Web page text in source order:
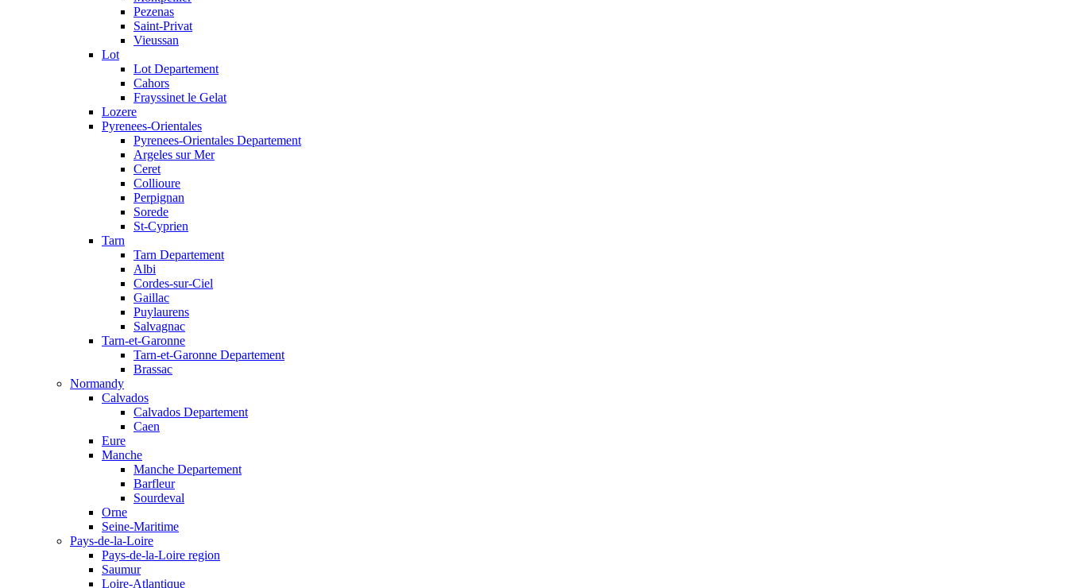
Pezenas
Saint-Privat
Vieussan
Lot
Lot Departement
Cahors
Frayssinet le Gelat
Lozere
Pyrenees-Orientales
Pyrenees-Orientales Departement
Argeles sur Mer
Ceret
Collioure
Perpignan
Sorede
St-Cyprien
Tarn
Tarn Departement
Albi
Cordes-sur-Ciel
Gaillac
Puylaurens
Salvagnac
Tarn-et-Garonne
Tarn-et-Garonne Departement
Brassac
Normandy
Calvados
Calvados Departement
Caen
Eure
Manche
Manche Departement
Barfleur
Sourdeval
Orne
Seine-Maritime
Pays-de-la-Loire
Pays-de-la-Loire region
Saumur
Loire-Atlantique